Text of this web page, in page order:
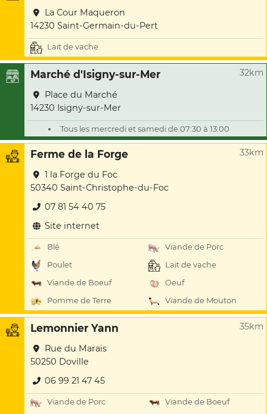
La Cour Maqueron
14230 Saint-Germain-du-Pert
Lait de vache
Marché d'Isigny-sur-Mer 32km
Place du Marché
14230 Isigny-sur-Mer
Tous les mercredi et samedi de 07:30 à 13:00
Ferme de la Forge 33km
1 la Forge du Foc
50340 Saint-Christophe-du-Foc
07 81 54 40 75
Site internet
Blé
Viande de Porc
Poulet
Lait de vache
Viande de Boeuf
Oeuf
Pomme de Terre
Viande de Mouton
Lemonnier Yann 35km
Rue du Marais
50250 Doville
06 99 21 47 45
Viande de Porc
Viande de Boeuf